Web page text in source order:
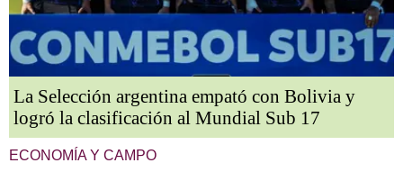
La Selección argentina empató con Bolivia y
logró la clasificación al Mundial Sub 17
ECONOMÍA Y CAMPO